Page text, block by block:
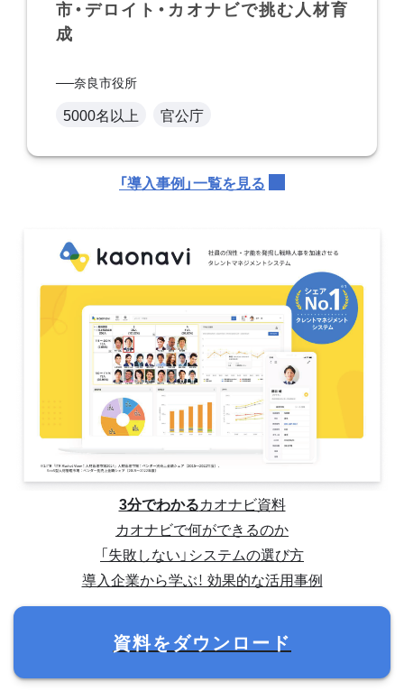
市・デロイト・カオナビで挑む人材育
成
奈良市役所
5000名以上 官公庁
「導入事例」一覧を見る
3分でわかるカオナビ資料
カオナビで何ができるのか
「失敗しない」システムの選び方
導入企業から学ぶ！ 効果的な活用事例
資料をダウンロード